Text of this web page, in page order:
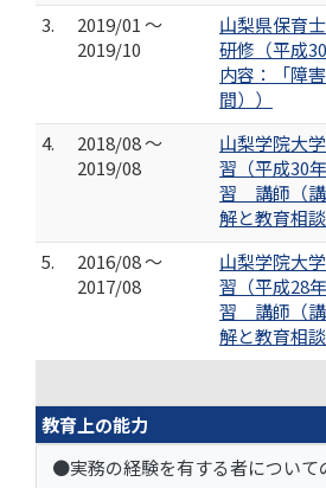
3.
2019/01 ～
2019/10
山梨県保育
研修（平成
内容：「障
間））
4.
2018/08 ～
2019/08
山梨学院大
習（平成30
習 講師（講
解と教育相談
5.
2016/08 ～
2017/08
山梨学院大
習（平成28
習 講師（講
解と教育相談
教育上の能力
●実務の経験を有する者について